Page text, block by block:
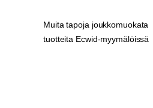
Muita tapoja joukkomuokata
tuotteita Ecwid-myymälöissä